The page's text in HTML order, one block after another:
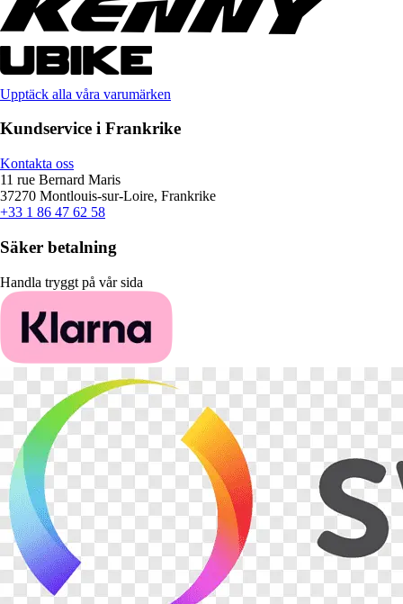
Upptäck alla våra varumärken
Kundservice i Frankrike
Kontakta oss
11 rue Bernard Maris
37270 Montlouis-sur-Loire, Frankrike
+33 1 86 47 62 58
Säker betalning
Handla tryggt på vår sida